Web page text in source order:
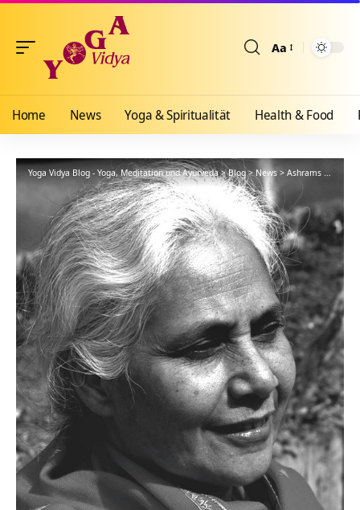
Aa
Home News Yoga & Spiritualität Health & Food
Yoga Vidya Blog - Yoga, Meditation und Ayurveda>Blog>News > Ashrams